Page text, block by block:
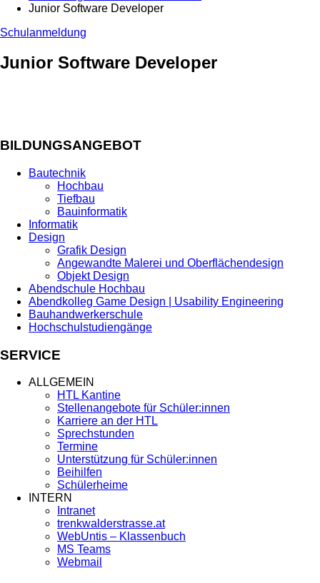
Junior Software Developer
Schulanmeldung
Junior Software Developer
BILDUNGSANGEBOT
Bautechnik
Hochbau
Tiefbau
Bauinformatik
Informatik
Design
Grafik Design
Angewandte Malerei und Oberflächendesign
Objekt Design
Abendschule Hochbau
Abendkolleg Game Design | Usability Engineering
Bauhandwerkerschule
Hochschulstudiengänge
SERVICE
ALLGEMEIN
HTL Kantine
Stellenangebote für Schüler:innen
Karriere an der HTL
Sprechstunden
Termine
Unterstützung für Schüler:innen
Beihilfen
Schülerheime
INTERN
Intranet
trenkwalderstrasse.at
WebUntis – Klassenbuch
MS Teams
Webmail